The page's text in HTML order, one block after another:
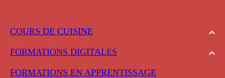
COURS DE CUISINE
FORMATIONS DIGITALES
FORMATIONS EN APPRENTISSAGE